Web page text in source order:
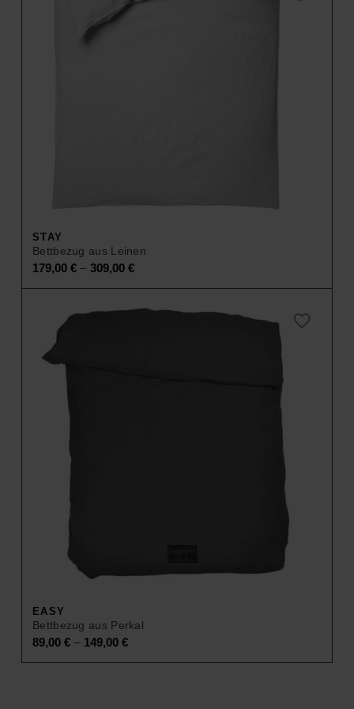
STAY
Bettbezug aus Leinen
179,00 € – 309,00 €
EASY
Bettbezug aus Perkal
89,00 € – 149,00 €